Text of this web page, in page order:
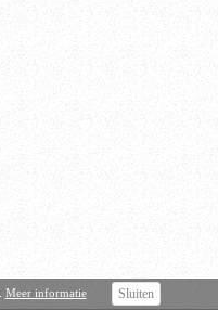
Meer informatie Sluiten